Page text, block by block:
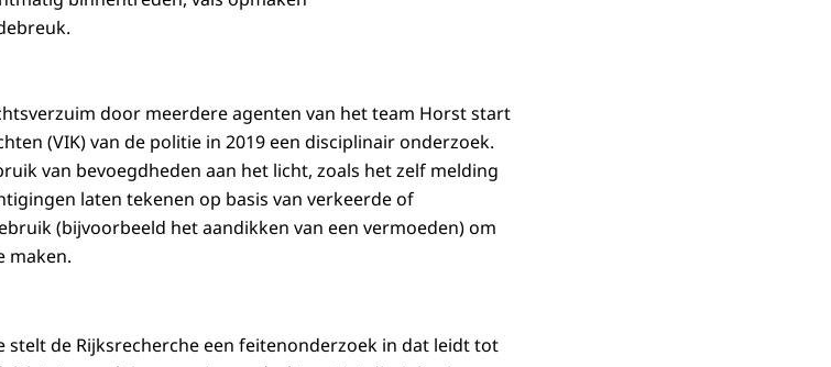
door meerdere agenten van het team Horst start
(VIK) van de politie in 2019 een disciplinair onderzoek.
van bevoegdheden aan het licht, zoals het zelf melding
laten tekenen op basis van verkeerde of
(bijvoorbeeld het aandikken van een vermoeden) om
maken.
de Rijksrecherche een feitenonderzoek in dat leidt tot